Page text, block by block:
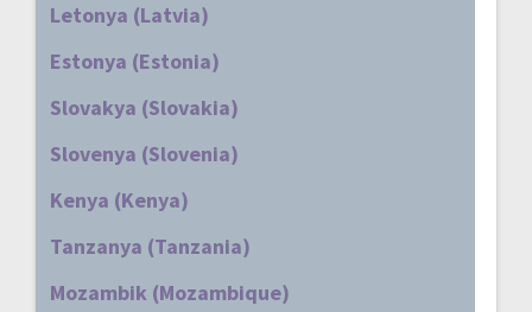
Letonya (Latvia)
Estonya (Estonia)
Slovakya (Slovakia)
Slovenya (Slovenia)
Kenya (Kenya)
Tanzanya (Tanzania)
Mozambik (Mozambique)